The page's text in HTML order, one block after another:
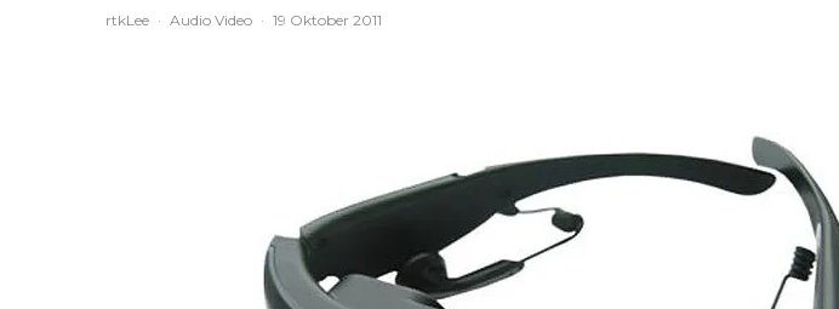
rtkLee · Audio Video · 19 Oktober 2011